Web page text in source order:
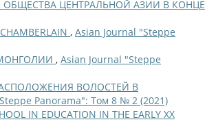
ЦЕНТРАЛЬНОЙ АЗИИ В КОНЦЕ
, Asian Journal "Steppe
, Asian Journal "Steppe
ВОЛОСТЕЙ В
Panorama": Том 8 № 2 (2021)
IN EDUCATION IN THE EARLY XX